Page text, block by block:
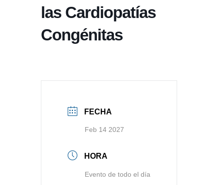
las Cardiopatías
Congénitas
FECHA
Feb 14 2027
HORA
Evento de todo el día